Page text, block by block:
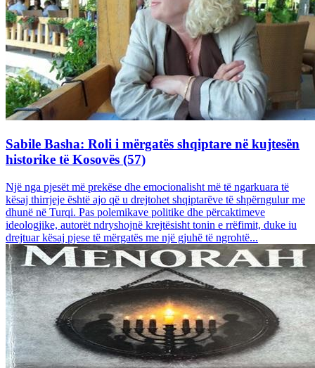
Sabile Basha: Roli i mërgatës shqiptare në kujtesën
historike të Kosovës (57)
Një nga pjesët më prekëse dhe emocionalisht më të ngarkuara të
kësaj thirrjeje është ajo që u drejtohet shqiptarëve të shpërngulur me
dhunë në Turqi. Pas polemikave politike dhe përcaktimeve
ideologjike, autorët ndryshojnë krejtësisht tonin e rrëfimit, duke iu
drejtuar kësaj pjese të mërgatës me një gjuhë të ngrohtë...